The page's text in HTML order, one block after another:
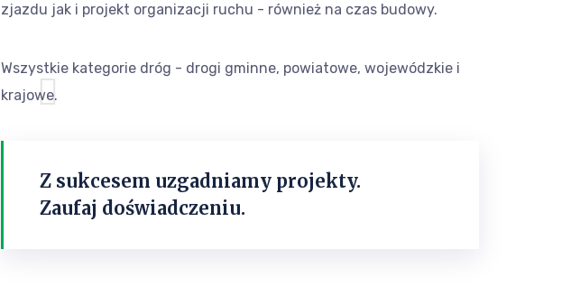
zjazdu jak i projekt organizacji ruchu - również na czas budowy.
Wszystkie kategorie dróg - drogi gminne, powiatowe, wojewódzkie i
krajowe.
Z sukcesem uzgadniamy projekty.
Zaufaj doświadczeniu.